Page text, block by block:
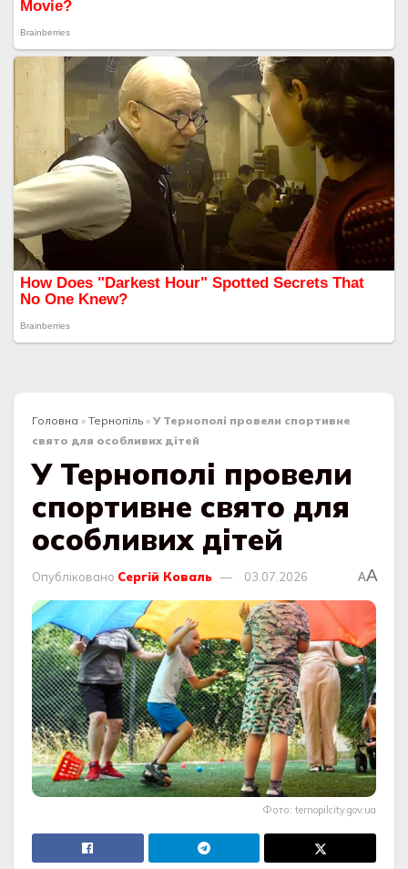
Головна » Тернопіль » У Тернополі провели спортивне
свято для особливих дітей
У Тернополі провели
спортивне свято для
особливих дітей
Опубліковано Сергій Коваль 03.07.2026 AA
Фото: ternopilcity.gov.ua